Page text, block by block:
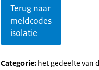
Terug naar
meldcodes
isolatie
Categorie: het gedeelte van